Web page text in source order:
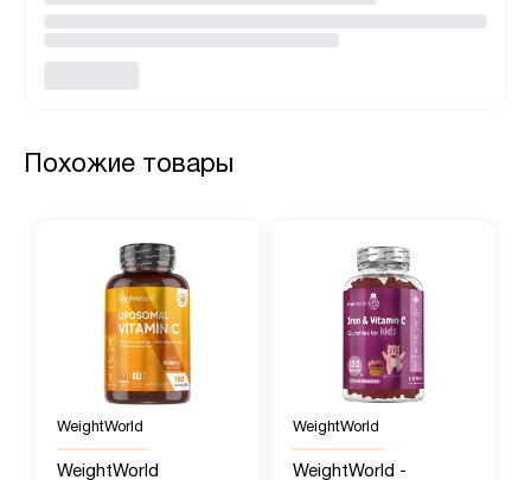
Похожие товары
WeightWorld
WeightWorld
WeightWorld
WeightWorld -